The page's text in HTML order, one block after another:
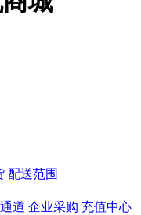
配送范围
道 企业采购 充值中心